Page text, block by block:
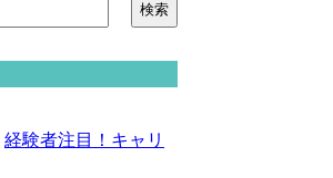
経験者注目！キャリ